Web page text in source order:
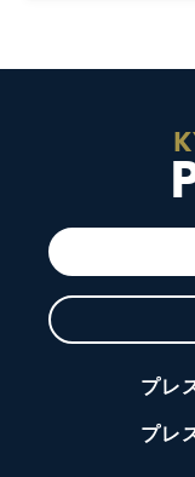
プレ
プレ